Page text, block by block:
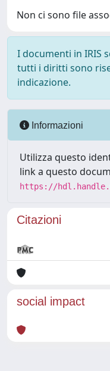
Non ci sono file
I documenti in IRIS
tutti i diritti sono
indicazione.
Informazioni
Utilizza questo
link a questo
https://
Citazioni
social impact